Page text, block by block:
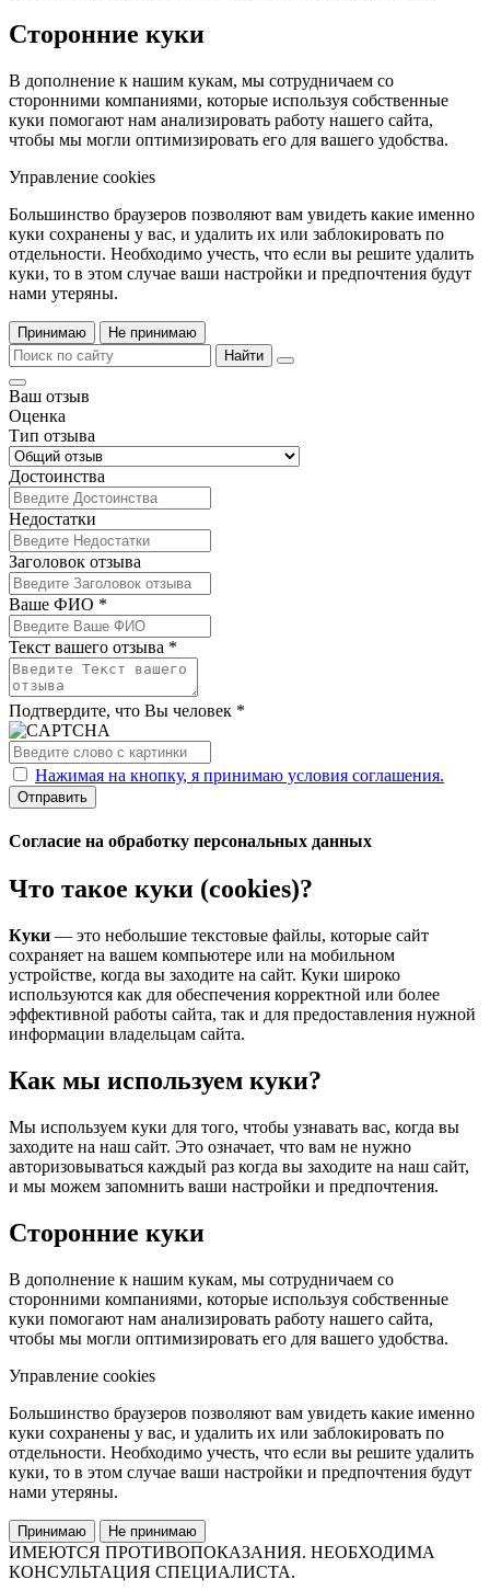
Сторонние куки
В дополнение к нашим кукам, мы сотрудничаем со
сторонними компаниями, которые используя собственные
куки помогают нам анализировать работу нашего сайта,
чтобы мы могли оптимизировать его для вашего удобства.
Управление cookies
Большинство браузеров позволяют вам увидеть какие именно
куки сохранены у вас, и удалить их или заблокировать по
отдельности. Необходимо учесть, что если вы решите удалить
куки, то в этом случае ваши настройки и предпочтения будут
нами утеряны.
Принимаю
Не принимаю
Найти
Ваш отзыв
Оценка
Тип отзыва
Достоинства
Недостатки
Заголовок отзыва
Ваше ФИО *
Текст вашего отзыва *
Подтвердите, что Вы человек *
Нажимая на кнопку, я принимаю условия соглашения.
Отправить
Согласие на обработку персональных данных
Что такое куки (cookies)?
Куки — это небольшие текстовые файлы, которые сайт
сохраняет на вашем компьютере или на мобильном
устройстве, когда вы заходите на сайт. Куки широко
используются как для обеспечения корректной или более
эффективной работы сайта, так и для предоставления нужной
информации владельцам сайта.
Как мы используем куки?
Мы используем куки для того, чтобы узнавать вас, когда вы
заходите на наш сайт. Это означает, что вам не нужно
авторизовываться каждый раз когда вы заходите на наш сайт,
и мы можем запомнить ваши настройки и предпочтения.
Сторонние куки
В дополнение к нашим кукам, мы сотрудничаем со
сторонними компаниями, которые используя собственные
куки помогают нам анализировать работу нашего сайта,
чтобы мы могли оптимизировать его для вашего удобства.
Управление cookies
Большинство браузеров позволяют вам увидеть какие именно
куки сохранены у вас, и удалить их или заблокировать по
отдельности. Необходимо учесть, что если вы решите удалить
куки, то в этом случае ваши настройки и предпочтения будут
нами утеряны.
Принимаю Не принимаю
ИМЕЮТСЯ ПРОТИВОПОКАЗАНИЯ. НЕОБХОДИМА
КОНСУЛЬТАЦИЯ СПЕЦИАЛИСТА.